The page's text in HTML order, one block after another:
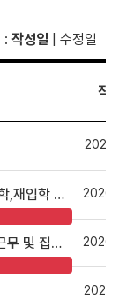
: 작성일 수정일
작
2026학년도 2학기 학적변동(휴학,복학,재입학 등) 안내
2026학년도 1학기 하계방학 중 단축근무 및 집중휴무제 시행 안내